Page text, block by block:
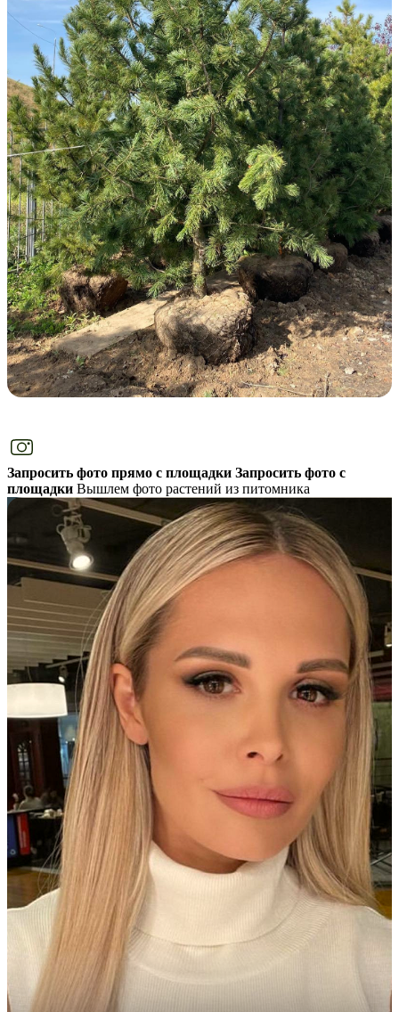
Запросить фото прямо с площадки Запросить фото с
площадки Вышлем фото растений из питомника